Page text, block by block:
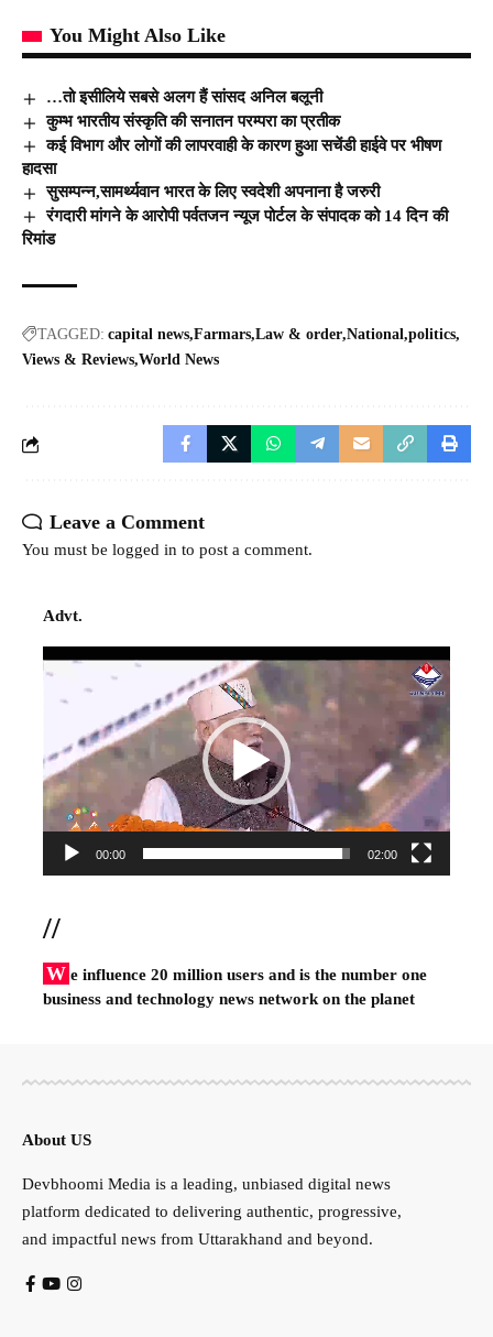
You Might Also Like
…तो इसीलिये सबसे अलग हैं सांसद अनिल बलूनी
कुम्भ भारतीय संस्कृति की सनातन परम्परा का प्रतीक
कई विभाग और लोगों की लापरवाही के कारण हुआ सचेंडी हाईवे पर भीषण
हादसा
सुसम्पन्न,सामर्थ्यवान भारत के लिए स्वदेशी अपनाना है जरुरी
रंगदारी मांगने के आरोपी पर्वतजन न्यूज पोर्टल के संपादक को 14 दिन की
रिमांड
TAGGED: capital news Farmars Law & order National politics
Views & Reviews World News
Leave a Comment
You must be logged in to post a comment.
Advt.
Video
00:00 02:00
//
W e influence 20 million users and is the number one
business and technology news network on the planet
About US
Devbhoomi Media is a leading, unbiased digital news
platform dedicated to delivering authentic, progressive,
and impactful news from Uttarakhand and beyond.